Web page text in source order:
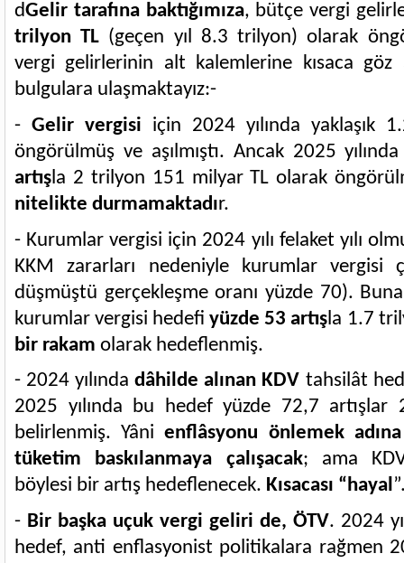
dGelir tarafına baktığımıza, bütçe vergi
trilyon TL (geçen yıl 8.3 trilyon) olarak
vergi gelirlerinin alt kalemlerine kısaca göz
bulgulara ulaşmaktayız:-
- Gelir vergisi için 2024 yılında yaklaşık
öngörülmüş ve aşılmıştı. Ancak 2025
artışla 2 trilyon 151 milyar TL olarak
nitelikte durmamaktadır.
- Kurumlar vergisi için 2024 yılı felaket yılı
KKM zararları nedeniyle kurumlar vergisi
düşmüştü gerçekleşme oranı yüzde 70).
kurumlar vergisi hedefiyüzde 53 artışla 1.7
bir rakam olarak hedeflenmiş.
- 2024 yılındadâhilde alınan KDV tahsilât
2025 yılında bu hedef yüzde 72,7
belirlenmiş. Yânienflâsyonu önlemek
tüketim baskılanmaya çalışacak; ama
böylesi bir artış hedeflenecek. Kısacası “hayal
- Bir başka uçuk vergi geliri de, ÖTV. 2024
hedef, anti enflasyonist politikalara rağmen